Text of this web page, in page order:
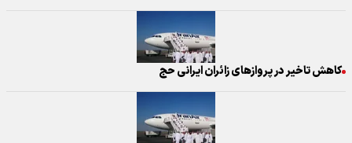
کاهش تاخیر در پرواز‌های زائران ایرانی حج